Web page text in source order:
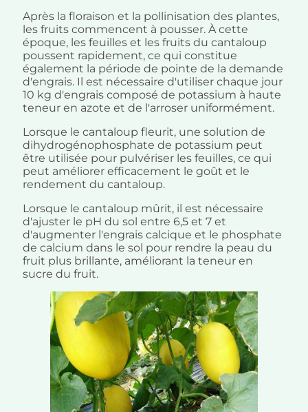
Après la floraison et la pollinisation des plantes,
les fruits commencent à pousser. À cette
époque, les feuilles et les fruits du cantaloup
poussent rapidement, ce qui constitue
également la période de pointe de la demande
d'engrais. Il est nécessaire d'utiliser chaque jour
10 kg d'engrais composé de potassium à haute
teneur en azote et de l'arroser uniformément.
Lorsque le cantaloup fleurit, une solution de
dihydrogénophosphate de potassium peut
être utilisée pour pulvériser les feuilles, ce qui
peut améliorer efficacement le goût et le
rendement du cantaloup.
Lorsque le cantaloup mûrit, il est nécessaire
d'ajuster le pH du sol entre 6,5 et 7 et
d'augmenter l'engrais calcique et le phosphate
de calcium dans le sol pour rendre la peau du
fruit plus brillante, améliorant la teneur en
sucre du fruit.